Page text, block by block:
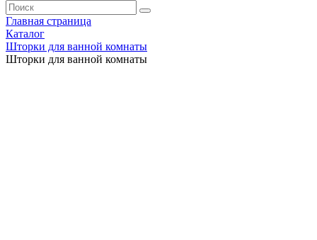
Главная страница
Каталог
Шторки для ванной комнаты
Шторки для ванной комнаты